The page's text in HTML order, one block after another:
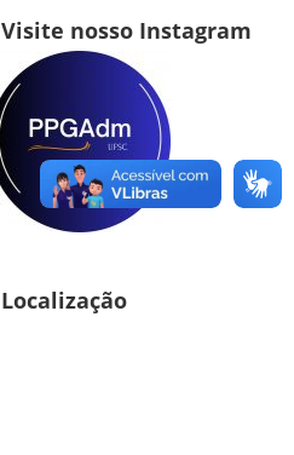
Visite nosso Instagram
Localização